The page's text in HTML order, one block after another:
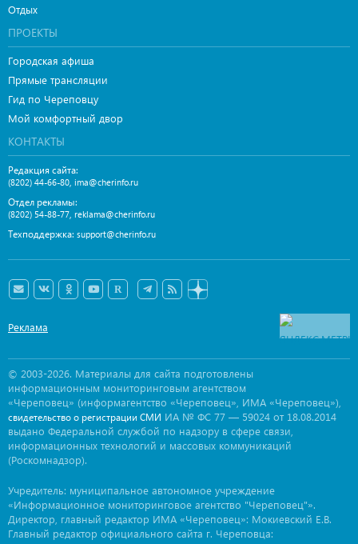
Отдых
ПРОЕКТЫ
Городская афиша
Прямые трансляции
Гид по Череповцу
Мой комфортный двор
КОНТАКТЫ
Редакция сайта:
(8202) 44-66-80, ima@cherinfo.ru
Отдел рекламы:
(8202) 54-88-77, reklama@cherinfo.ru
Техподдержка: support@cherinfo.ru
Реклама
© 2003-2026. Материалы для сайта подготовлены
информационным мониторинговым агентством
«Череповец» (информагентство «Череповец», ИМА «Череповец»),
свидетельство о регистрации СМИ ИА № ФС 77 — 59024 от 18.08.2014
выдано Федеральной службой по надзору в сфере связи,
информационных технологий и массовых коммуникаций
(Роскомнадзор).
Учредитель: муниципальное автономное учреждение
«Информационное мониторинговое агентство "Череповец"».
Директор, главный редактор ИМА «Череповец»: Мокиевский Е.В.
Главный редактор официального сайта г. Череповца: